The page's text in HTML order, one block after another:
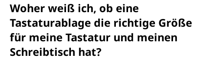
Woher weiß ich, ob eine
Tastaturablage die richtige Größe
für meine Tastatur und meinen
Schreibtisch hat?